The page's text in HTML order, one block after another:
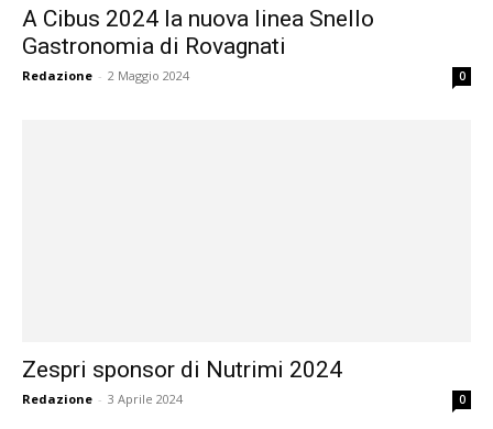
A Cibus 2024 la nuova linea Snello
Gastronomia di Rovagnati
Redazione - 2 Maggio 2024 0
Zespri sponsor di Nutrimi 2024
Redazione - 3 Aprile 2024 0